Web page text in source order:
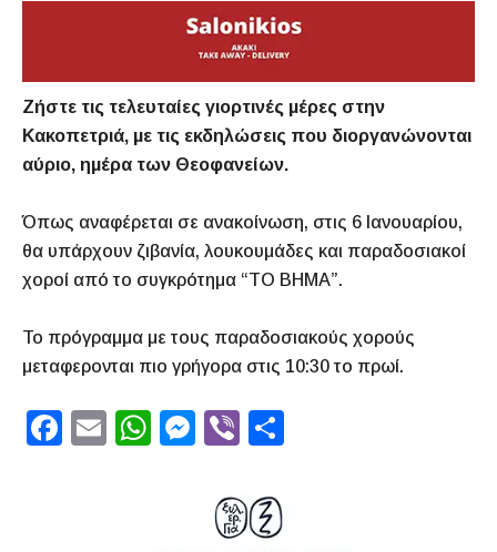
Ζήστε τις τελευταίες γιορτινές μέρες στην
Κακοπετριά, με τις εκδηλώσεις που διοργανώνονται
αύριο, ημέρα των Θεοφανείων.
Όπως αναφέρεται σε ανακοίνωση, στις 6 Ιανουαρίου,
θα υπάρχουν ζιβανία, λουκουμάδες και παραδοσιακοί
χοροί από το συγκρότημα “ΤΟ ΒΗΜΑ”.
Το πρόγραμμα με τους παραδοσιακούς χορούς
μεταφερονται πιο γρήγορα στις 10:30 το πρωί.
F
E
W
M
Vi
er